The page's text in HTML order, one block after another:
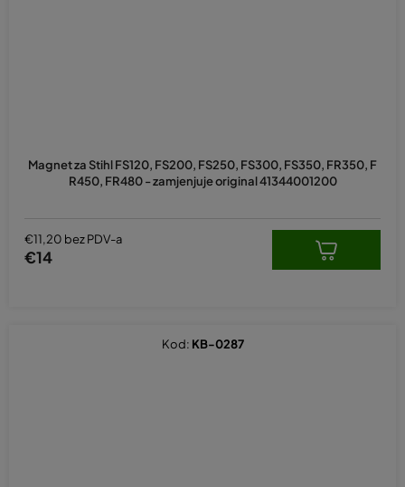
Magnet za Stihl FS120, FS200, FS250, FS300, FS350, FR350, F
R450, FR480 - zamjenjuje original 41344001200
€11,20 bez PDV-a
€14
Kod: KB-0287